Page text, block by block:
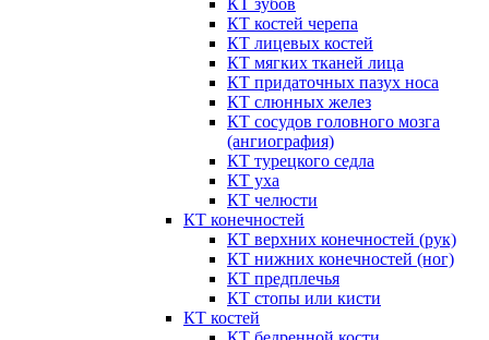
КТ костей черепа
КТ лицевых костей
КТ мягких тканей лица
КТ придаточных пазух носа
КТ слюнных желез
КТ сосудов головного мозга
(ангиография)
КТ турецкого седла
КТ уха
КТ челюсти
КТ конечностей
КТ верхних конечностей (рук)
КТ нижних конечностей (ног)
КТ предплечья
КТ стопы или кисти
КТ костей